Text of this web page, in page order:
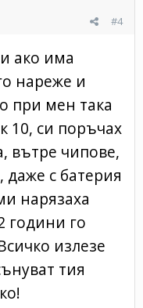
#4
ако има
нареже и
при мен така
10, си поръчах
вътре чипове,
даже с батерия
нарязаха
години го
излезе
тия